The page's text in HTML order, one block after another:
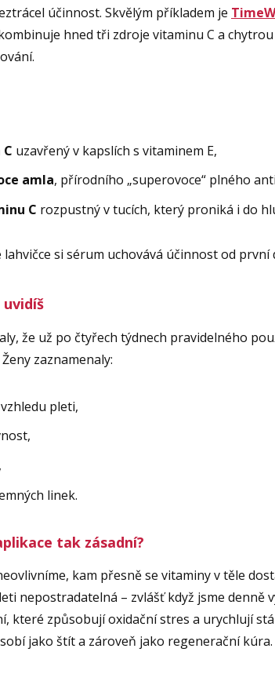
účinnost. Skvělým příkladem je
hned tři zdroje vitaminu C a
uzavřený v kapslích s vitaminem E,
amla, přírodního „superovoce“ plného
C rozpustný v tucích, který proniká i do
lahvičce si sérum uchovává účinnost od první
že už po čtyřech týdnech pravidelného
zaznamenaly:
pleti,
linek.
tak zásadní?
kam přesně se vitaminy v těle
nepostradatelná – zvlášť když jsme denně
které způsobují oxidační stres a urychlují
jako štít a zároveň jako regenerační kúra.